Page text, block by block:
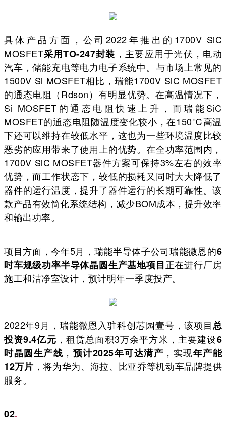
具体产品方面，公司2022年推出的1700V SiC
MOSFET采用TO-247封装 ，主要应用于光伏，电动
汽车，储能充电等电力电子系统中。与市场上常见的
1500V Si MOSFET相比，瑞能1700V SiC MOSFET
的通态电阻（Rdson）有明显优势。在高温情况下，
Si MOSFET的通态电阻快速上升，而瑞能SiC
MOSFET的通态电阻随温度变化较小，在150℃高温
下还可以维持在较低水平，这也为一些环境温度比较
恶劣的应用带来了使用上的优势。在全功率范围内，
1700V SiC MOSFET器件方案可保持3%左右的效率
优势，而工作状态下，较低的损耗又同时大大降低了
器件的运行温度，提升了器件运行的长期可靠性。该
款产品有效简化系统结构，减少BOM成本，提升效率
和输出功率。
项目方面，今年5月，瑞能半导体子公司瑞能微恩的6
吋车规级功率半导体晶圆生产基地项目正在进行厂房
施工和洁净室设计，预计明年一季度投产。
2022年9月，瑞能微恩入驻科创芯园壹号，该项目总
投资9.4亿元 ，租赁总面积3万余平方米，主要建设6
吋晶圆生产线 ， 预计2025年可达满产 ，实现年产能
12万片 ，将为华为、海拉、比亚乔等机动车品牌提供
服务。
02.